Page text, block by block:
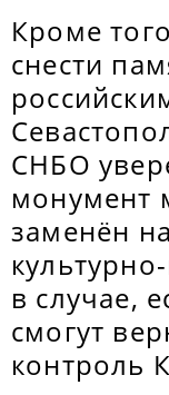
Кроме
снести
СНБО
монумент
заменён
в случае,
смогут
контроль